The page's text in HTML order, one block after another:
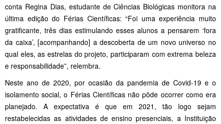
conta Regina Dias, estudante de Ciências Biológicas monitora na
última edição do Férias Científicas: “Foi uma experiência muito
gratificante, três dias estimulando esses alunos a pensarem ‘fora
da caixa’, [acompanhando] a descoberta de um novo universo no
qual eles, as estrelas do projeto, participaram com extrema beleza
e responsabilidade”, relembra.
Neste ano de 2020, por ocasião da pandemia de Covid-19 e o
isolamento social, o Férias Científicas não pôde ocorrer como era
planejado. A expectativa é que em 2021, tão logo sejam
restabelecidas as atividades de ensino presenciais, a Instituição